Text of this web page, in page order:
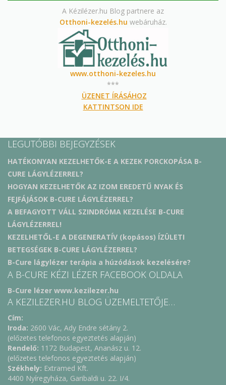
A Kézilézer.hu Blog partnere az
Otthoni-kezelés.hu webáruház.
www.otthoni-kezeles.hu
***
ÜZENET ÍRÁSÁHOZ
KATTINTSON IDE
LEGUTÓBBI BEJEGYZÉSEK
HATÉKONYAN KEZELHETŐK-E A KEZEK PORCKOPÁSA B-
CURE LÁGYLÉZERREL?
HOGYAN KEZELHETŐK AZ IZOM EREDETŰ NYAK ÉS
FEJFÁJÁSOK B-CURE LÁGYLÉZERREL?
A BEFAGYOTT VÁLL SZINDRÓMA KEZELÉSE B-CURE
LÁGYLÉZERREL!
KEZELHETŐL-E A DEGENERATÍV (kopásos) ÍZÜLETI
BETEGSÉGEK B-CURE LÁGYLÉZERREL?
B-Cure lágylézer terápia a húzódások kezelésére?
A B-CURE KÉZI LÉZER FACEBOOK OLDALA
B-Cure lézer www.kezilezer.hu
A KEZILEZER.HU BLOG ÜZEMELTETŐJE…
Cím:
Iroda: 2600 Vác, Ady Endre sétány 2.
(előzetes telefonos egyeztetés alapján)
Rendelő: 1172 Budapest, Ananász u. 12.
(előzetes telefonos egyeztetés alapján)
Székhely: Extramed Kft.
4400 Nyíregyháza, Garibaldi u. 22. I/4.